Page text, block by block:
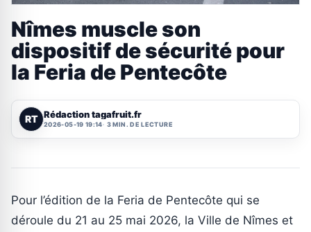
Nîmes muscle son
dispositif de sécurité pour
la Feria de Pentecôte
RT Rédaction tagafruit.fr
2026-05-19 19:14 3 MIN. DE LECTURE
Pour l’édition de la Feria de Pentecôte qui se
déroule du 21 au 25 mai 2026, la Ville de Nîmes et